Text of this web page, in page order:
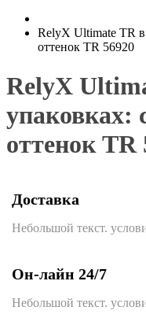
RelyX Ultimate TR в
оттенок TR 56920
RelyX
упаковках:
оттенок TR
Доставка
Небольшой текст.
Он-лайн 24/7
Небольшой текст.